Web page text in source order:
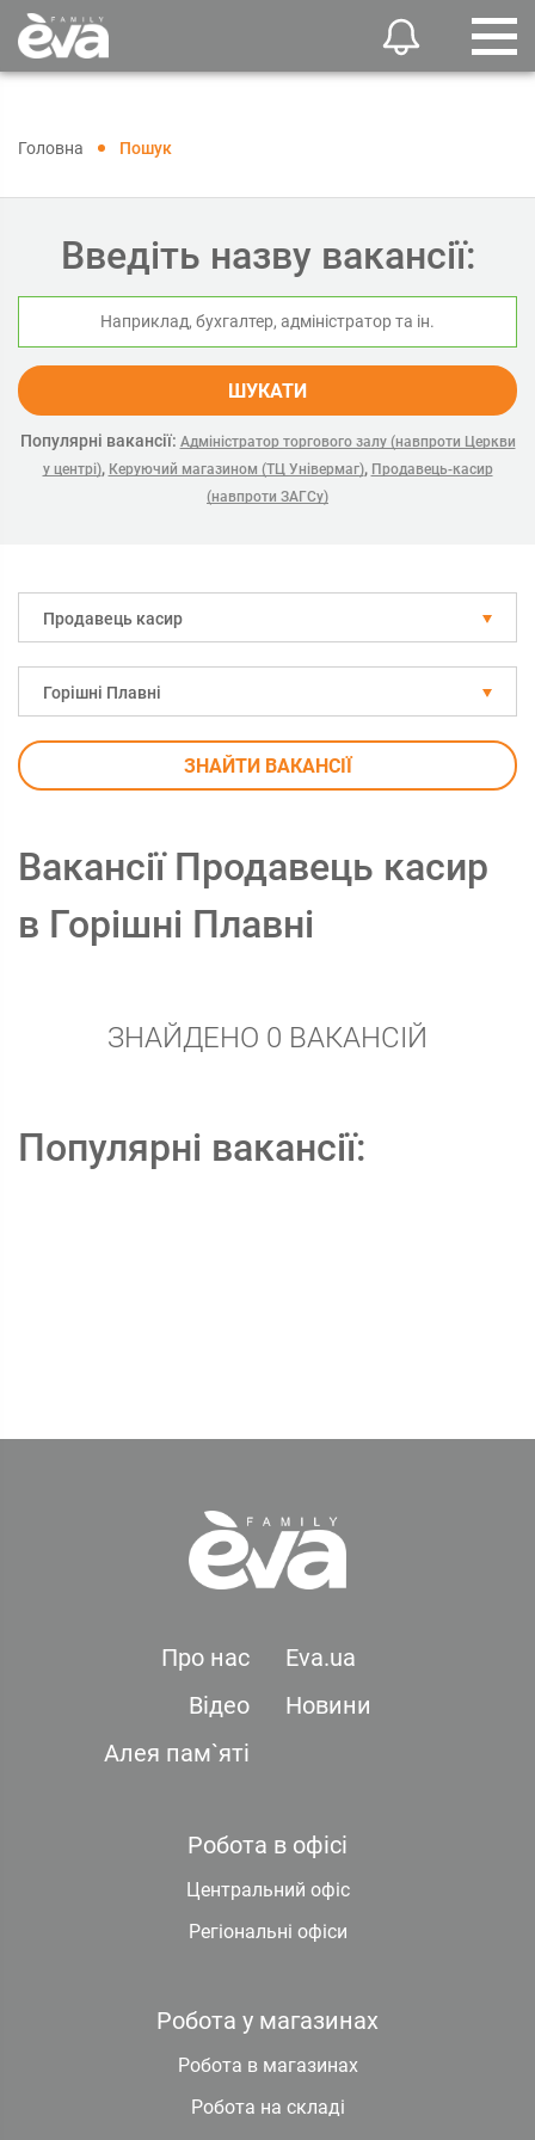
Головна Пошук
Введіть назву вакансії:
ШУКАТИ
Популярні вакансії: Адміністратор торгового залу (навпроти Церкви
у центрі), Керуючий магазином (ТЦ Універмаг), Продавець-касир
(навпроти ЗАГСу)
Продавець касир
Горішні Плавні
ЗНАЙТИ ВАКАНСІЇ
Вакансії Продавець касир
в Горішні Плавні
ЗНАЙДЕНО 0 ВАКАНСІЙ
Популярні вакансії:
Про нас
Eva.ua
Відео
Новини
Алея пам`яті
Робота в офісі
Центральний офіс
Регіональні офіси
Робота у магазинах
Робота в магазинах
Робота на складі